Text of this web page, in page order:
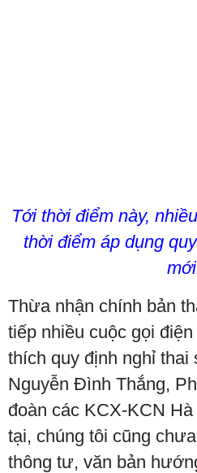
Tới thời điểm này,
thời điểm áp dụng
mới
Thừa nhận chính bản
tiếp nhiều cuộc gọi
thích quy định nghỉ thai
Nguyễn Đình Thắng,
đoàn các KCX-KCN Hà
tại, chúng tôi cũng
thông tư, văn bản